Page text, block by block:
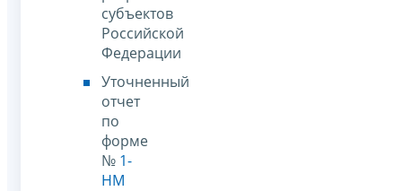
субъектов
Российской
Федерации
Уточненный
отчет
по
форме
№ 1-
НМ